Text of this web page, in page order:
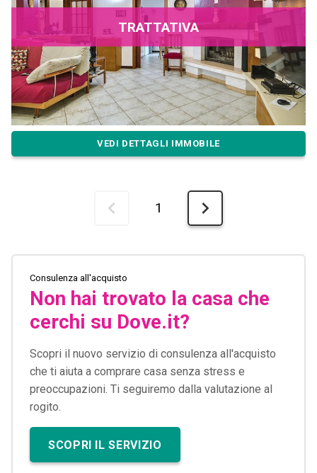
TRATTATIVA
VEDI DETTAGLI IMMOBILE
1
Consulenza all'acquisto
Non hai trovato la casa che
cerchi su Dove.it?
Scopri il nuovo servizio di consulenza all'acquisto
che ti aiuta a comprare casa senza stress e
preoccupazioni. Ti seguiremo dalla valutazione al
rogito.
SCOPRI IL SERVIZIO